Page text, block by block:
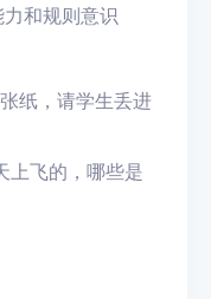
和规则意识
纸，请学生丢进
上飞的，哪些是